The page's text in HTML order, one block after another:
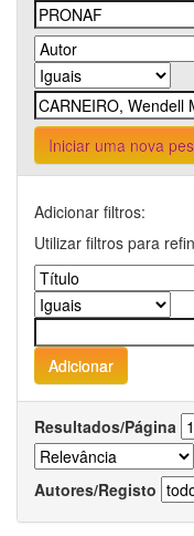
Iniciar uma nova
Adicionar filtros:
Utilizar filtros para
Resultados/Página
Autores/Registo